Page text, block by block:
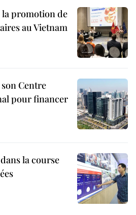
promotion de
au Vietnam
Centre
pour financer
la course